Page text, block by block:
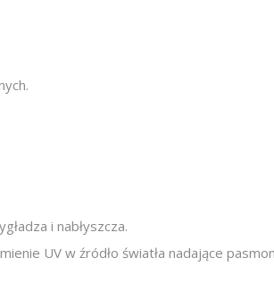
i nabłyszcza.
UV w źródło światła nadające